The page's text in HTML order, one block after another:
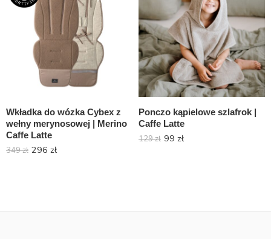
Wkładka do wózka Cybex z
wełny merynosowej | Merino
Caffe Latte
349zł 296 zł
Ponczo kąpielowe szlafrok |
Caffe Latte
129zł 99 zł